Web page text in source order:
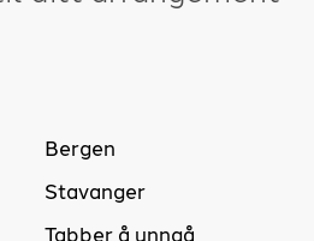
Bergen
Stavanger
Tabber å unngå